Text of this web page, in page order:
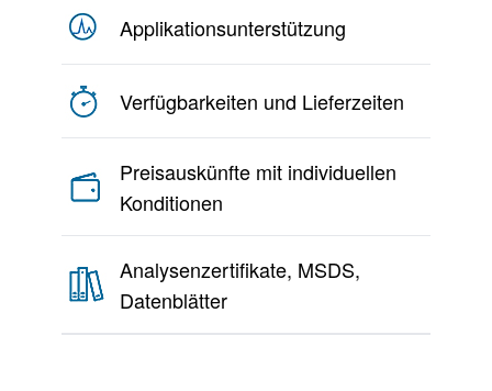
Applikationsunterstützung
Verfügbarkeiten und Lieferzeiten
Preisauskünfte mit individuellen
Konditionen
Analysenzertifikate, MSDS,
Datenblätter